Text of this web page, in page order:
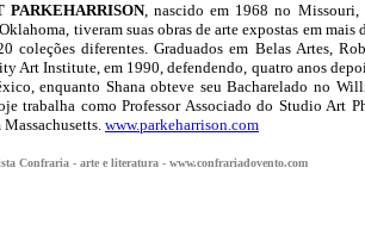
PARKEHARRISON, nascido em 1968 no Missouri,
tiveram suas obras de arte expostas em
coleções diferentes. Graduados em Belas Artes,
Art Institute, em 1990, defendendo, quatro anos
enquanto Shana obteve seu Bacharelado no
trabalha como Professor Associado do Studio Art
Massachusetts.www.parkeharrison.com
Confraria - arte e literatura - www.confrariadovento.com